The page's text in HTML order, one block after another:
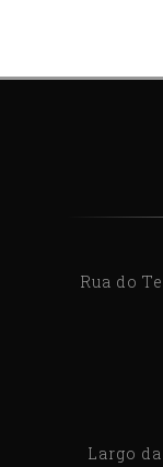
Rua do
Largo